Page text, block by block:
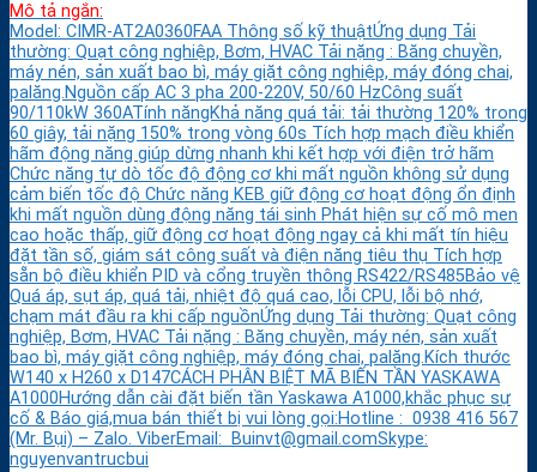
Mô tả ngắn:
Model: CIMR-AT2A0360FAA Thông số kỹ thuậtỨng dụng Tải
thường: Quạt công nghiệp, Bơm, HVAC Tải nặng : Băng chuyền,
máy nén, sản xuất bao bì, máy giặt công nghiệp, máy đóng chai,
palăng.Nguồn cấp AC 3 pha 200-220V, 50/60 HzCông suất
90/110kW 360ATính năngKhả năng quá tải: tải thường 120% trong
60 giây, tải nặng 150% trong vòng 60s Tích hợp mạch điều khiển
hãm động năng giúp dừng nhanh khi kết hợp với điện trở hãm
Chức năng tự dò tốc độ động cơ khi mất nguồn không sử dụng
cảm biến tốc độ Chức năng KEB giữ động cơ hoạt động ổn định
khi mất nguồn dùng động năng tái sinh Phát hiện sự cố mô men
cao hoặc thấp, giữ động cơ hoạt động ngay cả khi mất tín hiệu
đặt tần số, giám sát công suất và điện năng tiêu thụ Tích hợp
sẵn bộ điều khiển PID và cổng truyền thông RS422/RS485Bảo vệ
Quá áp, sụt áp, quá tải, nhiệt độ quá cao, lỗi CPU, lỗi bộ nhớ,
chạm mát đầu ra khi cấp nguồnỨng dụng Tải thường: Quạt công
nghiệp, Bơm, HVAC Tải nặng : Băng chuyền, máy nén, sản xuất
bao bì, máy giặt công nghiệp, máy đóng chai, palăng.Kích thước
W140 x H260 x D147CÁCH PHÂN BIỆT MÃ BIẾN TẦN YASKAWA
A1000Hướng dẫn cài đặt biến tần Yaskawa A1000,khắc phục sự
cố & Báo giá,mua bán thiết bị vui lòng gọi:Hotline : 0938 416 567
(Mr. Bụi) – Zalo. ViberEmail: Buinvt@gmail.comSkype:
nguyenvantrucbui